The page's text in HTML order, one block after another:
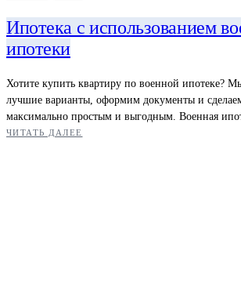
Ипотека с использованием
ипотеки
Хотите купить квартиру по военной ипотеке?
лучшие варианты, оформим документы и
максимально простым и выгодным. Военная
ЧИТАТЬ ДАЛЕЕ